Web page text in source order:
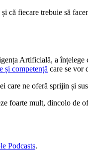
că fiecare trebuie să
Artificială, a înțelege
și competență care se vor
care ne oferă sprijin și
foarte mult, dincolo de
Podcasts.